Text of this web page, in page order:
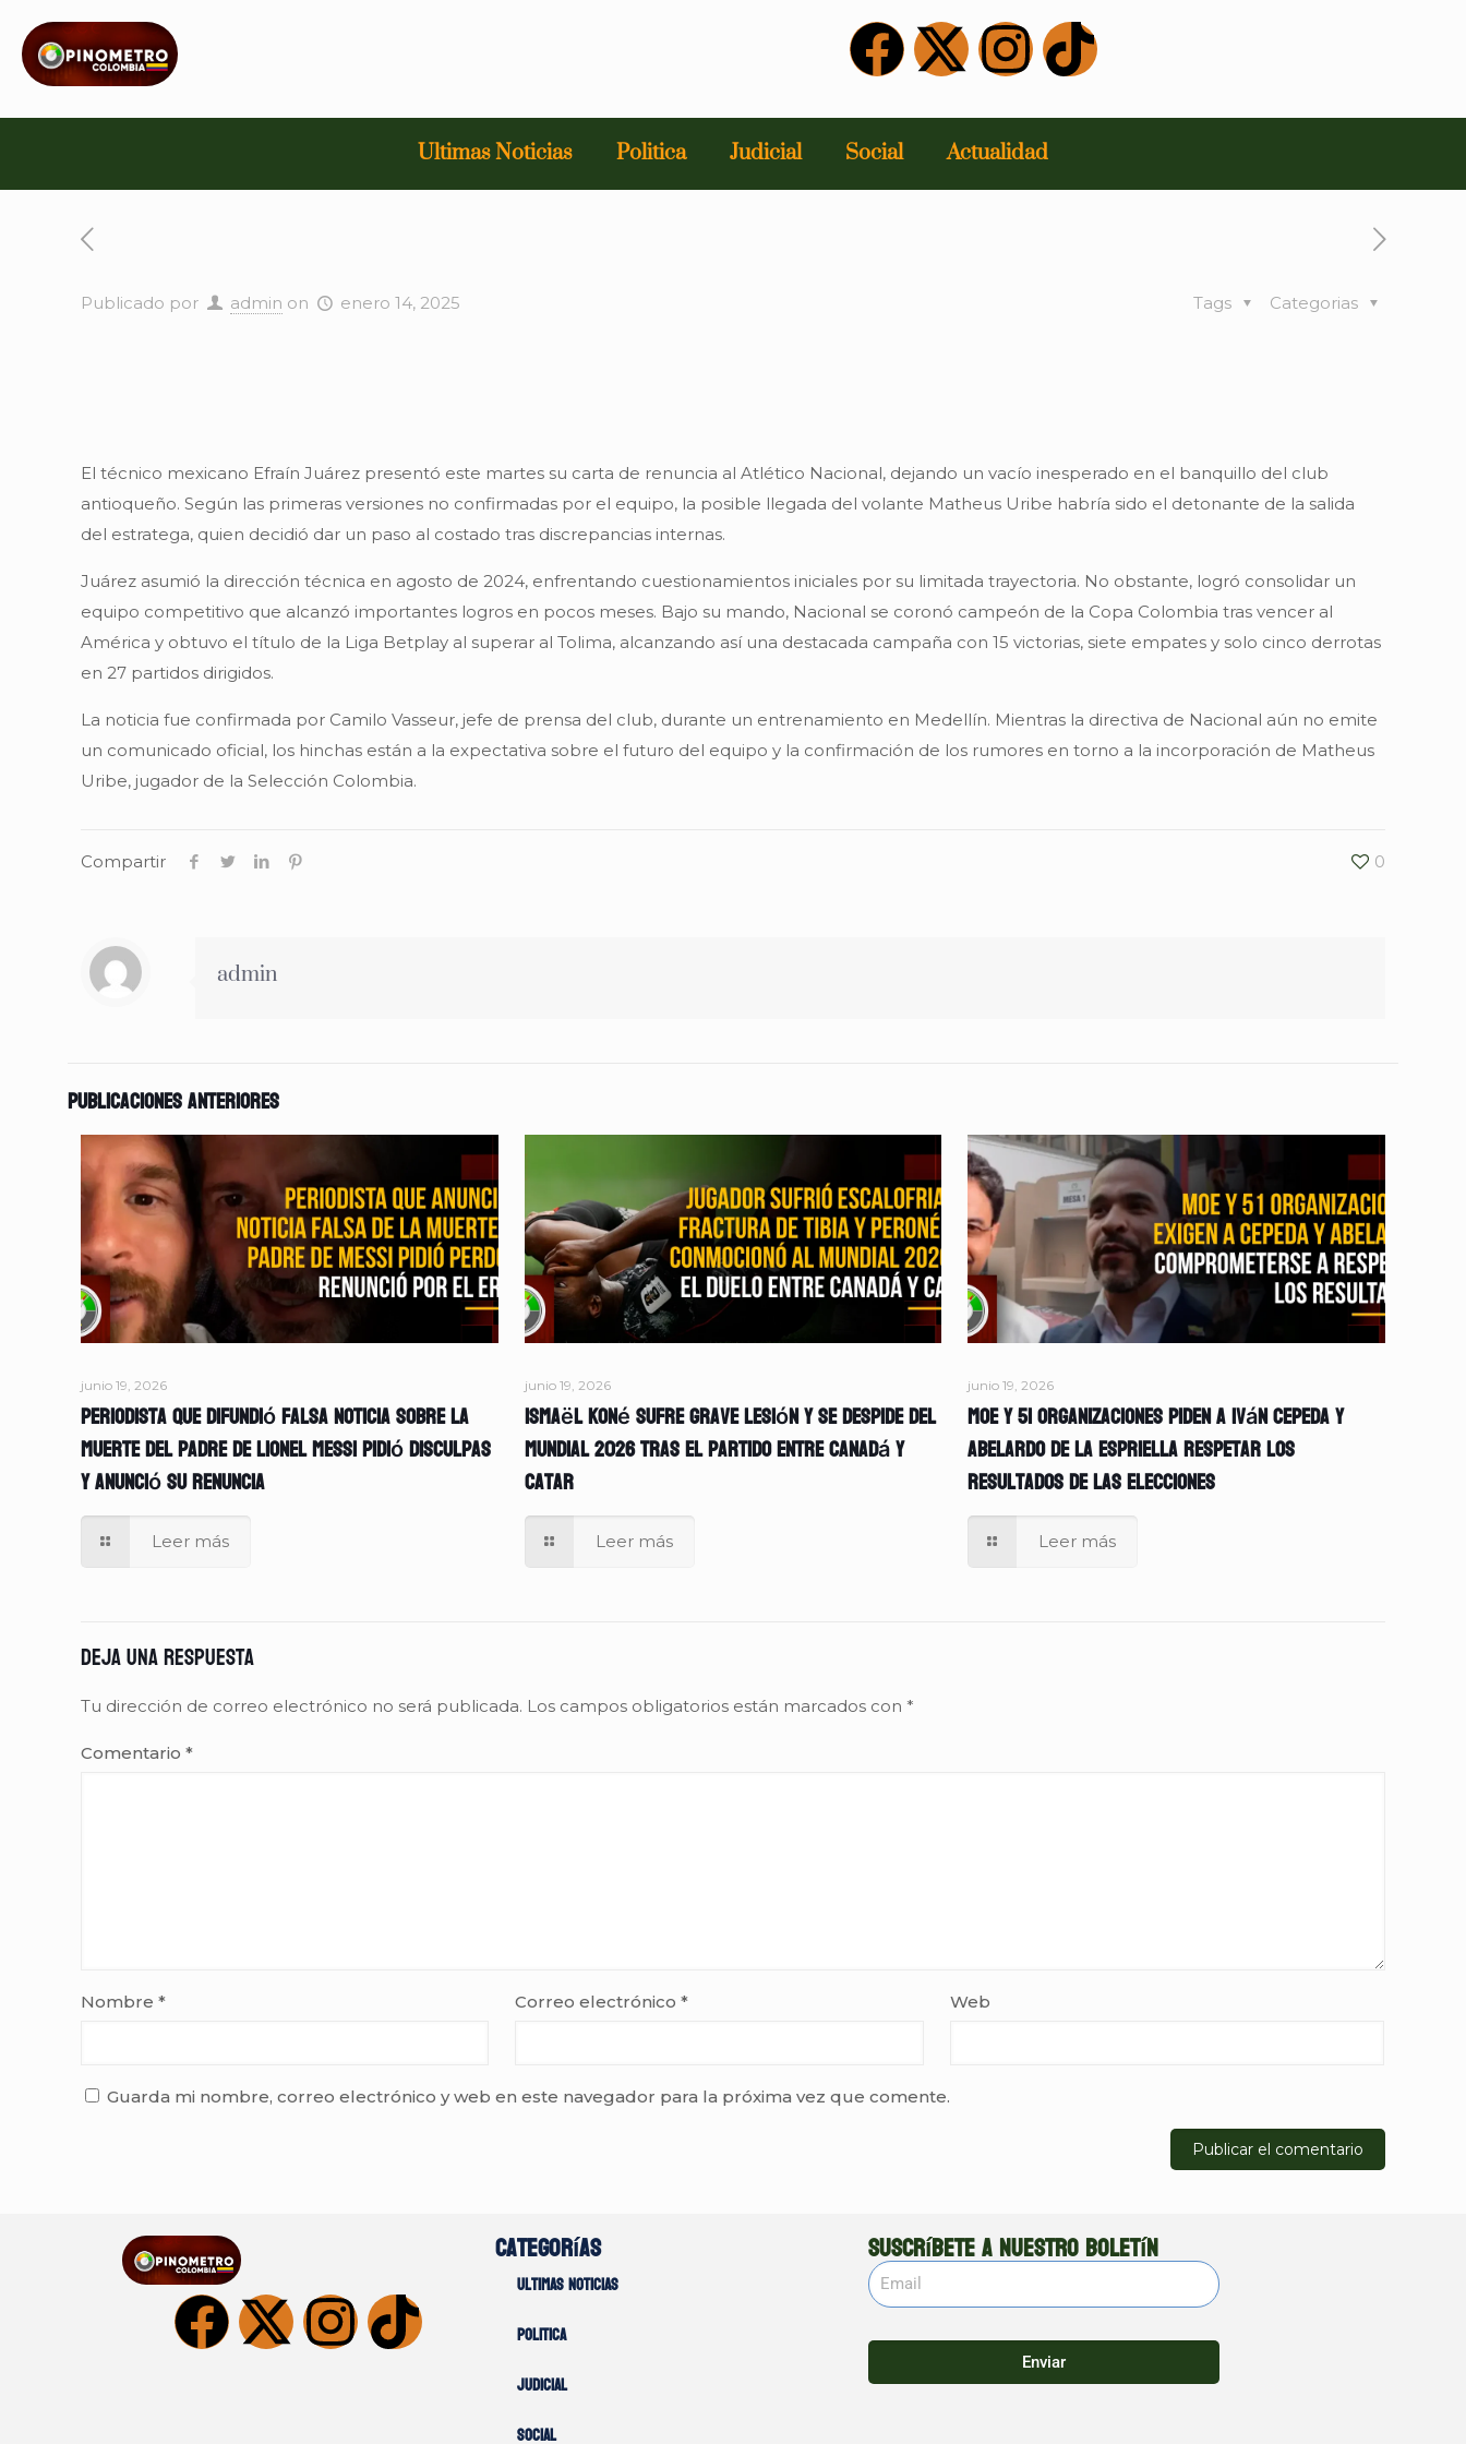
Ultimas Noticias Politica Judicial Social Actualidad
Publicado por admin on enero 14, 2025 Categorias
Tags
El técnico mexicano Efraín Juárez presentó este martes su carta de renuncia al Atlético Nacional, dejando un vacío inesperado en el banquillo del club
antioqueño. Según las primeras versiones no confirmadas por el equipo, la posible llegada del volante Matheus Uribe habría sido el detonante de la salida
del estratega, quien decidió dar un paso al costado tras discrepancias internas.
Juárez asumió la dirección técnica en agosto de 2024, enfrentando cuestionamientos iniciales por su limitada trayectoria. No obstante, logró consolidar un
equipo competitivo que alcanzó importantes logros en pocos meses. Bajo su mando, Nacional se coronó campeón de la Copa Colombia tras vencer al
América y obtuvo el título de la Liga Betplay al superar al Tolima, alcanzando así una destacada campaña con 15 victorias, siete empates y solo cinco derrotas
en 27 partidos dirigidos.
La noticia fue confirmada por Camilo Vasseur, jefe de prensa del club, durante un entrenamiento en Medellín. Mientras la directiva de Nacional aún no emite
un comunicado oficial, los hinchas están a la expectativa sobre el futuro del equipo y la confirmación de los rumores en torno a la incorporación de Matheus
Uribe, jugador de la Selección Colombia.
Compartir 0
admin
Publicaciones anteriores
junio 19, 2026
Periodista que difundió falsa noticia sobre la
muerte del padre de Lionel Messi pidió disculpas
y anunció su renuncia
Leer más
junio 19, 2026
Ismaël Koné sufre grave lesión y se despide del
Mundial 2026 tras el partido entre Canadá y
Catar
Leer más
junio 19, 2026
MOE y 51 organizaciones piden a Iván Cepeda y
Abelardo de la Espriella respetar los
resultados de las elecciones
Leer más
Deja una respuesta
Tu dirección de correo electrónico no será publicada. Los campos obligatorios están marcados con *
Comentario *
Nombre * Correo electrónico* Web
Guarda mi nombre, correo electrónico y web en este navegador para la próxima vez que comente.
Categorías
Ultimas noticias
Politica
Judicial
Social
Suscríbete a nuestro boletín
Enviar